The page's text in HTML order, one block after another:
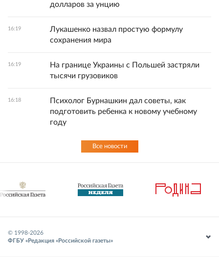
долларов за унцию
16:19
Лукашенко назвал простую формулу
сохранения мира
16:19
На границе Украины с Польшей застряли
тысячи грузовиков
16:18
Психолог Бурнашкин дал советы, как
подготовить ребенка к новому учебному
году
Все новости
© 1998-2026
ФГБУ «Редакция «Российской газеты»